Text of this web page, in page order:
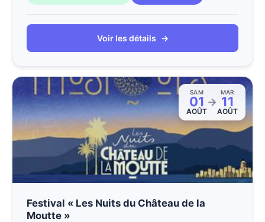
Voir les détails →
SAM
01
AOÛT
→
MAR
11
AOÛT
Festival « Les Nuits du Château de la
Moutte »